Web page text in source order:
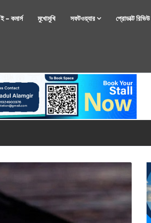
ই – কমার্স মুখোমুখি সফটওয়্যার প্রোডাক্ট রিভিউ